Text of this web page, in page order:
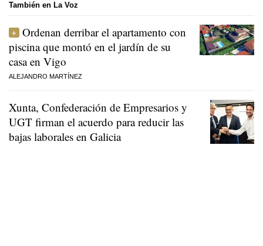
También en La Voz
Ordenan derribar el apartamento con
piscina que montó en el jardín de su
casa en Vigo
ALEJANDRO MARTÍNEZ
Xunta, Confederación de Empresarios y
UGT firman el acuerdo para reducir las
bajas laborales en Galicia